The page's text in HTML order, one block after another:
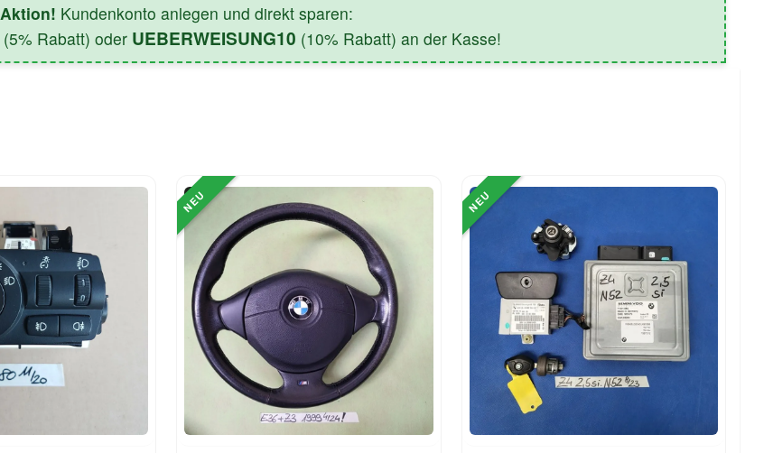
Aktion! Kundenkonto anlegen und direkt sparen:
(5% Rabatt) oder UEBERWEISUNG10 (10% Rabatt) an der Kasse!
NEU NEU